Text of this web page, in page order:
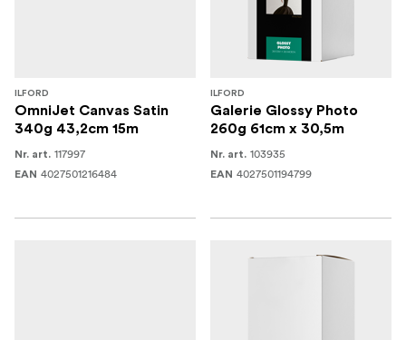
ILFORD
OmniJet Canvas Satin
340g 43,2cm 15m
Nr. art. 117997
EAN 4027501216484
ILFORD
Galerie Glossy Photo
260g 61cm x 30,5m
Nr. art. 103935
EAN 4027501194799